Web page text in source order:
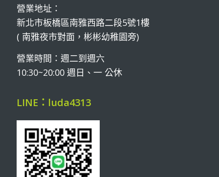
營業地址：
新北市板橋區南雅西路二段5號1樓
( 南雅夜市對面，彬彬幼稚園旁)
營業時間：週二到週六
10:30~20:00 週日、一 公休
LINE：luda4313